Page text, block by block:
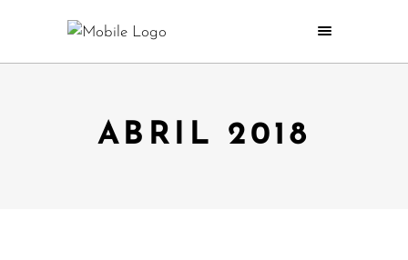
ABRIL 2018